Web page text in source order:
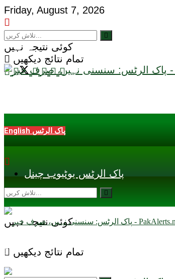
Friday, August 7, 2026
کوئی نتیجہ نہیں
تمام نتائج دیکھیں
English پاک الرٹس
پاک الرٹس یوٹیوب چینل
کوئی نتیجہ نہیں
تمام نتائج دیکھیں